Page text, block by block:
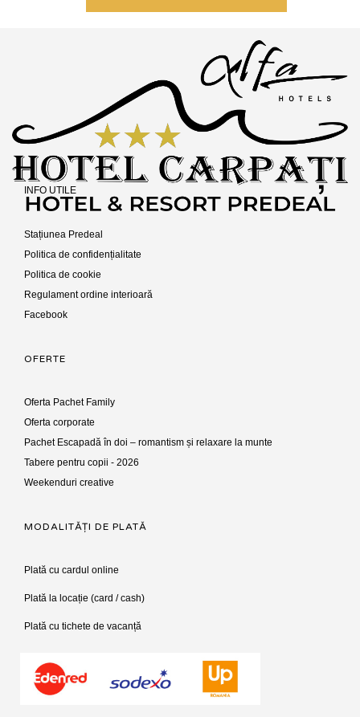
INFO UTILE
Stațiunea Predeal
Politica de confidențialitate
Politica de cookie
Regulament ordine interioară
Facebook
OFERTE
Oferta Pachet Family
Oferta corporate
Pachet Escapadă în doi – romantism și relaxare la munte
Tabere pentru copii - 2026
Weekenduri creative
MODALITĂȚI DE PLATĂ
Plată cu cardul online
Plată la locație (card / cash)
Plată cu tichete de vacanță